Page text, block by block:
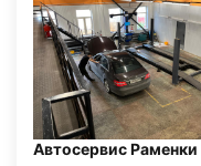
Автосервис Раменки